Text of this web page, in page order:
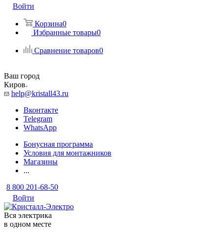
Войти
Корзина0
Избранные товары0
Сравнение товаров0
Ваш город
Киров
help@kristall43.ru
Вконтакте
Telegram
WhatsApp
Бонусная программа
Условия для монтажников
Магазины
...
8 800 201-68-50
Войти
Вся электрика
в одном месте